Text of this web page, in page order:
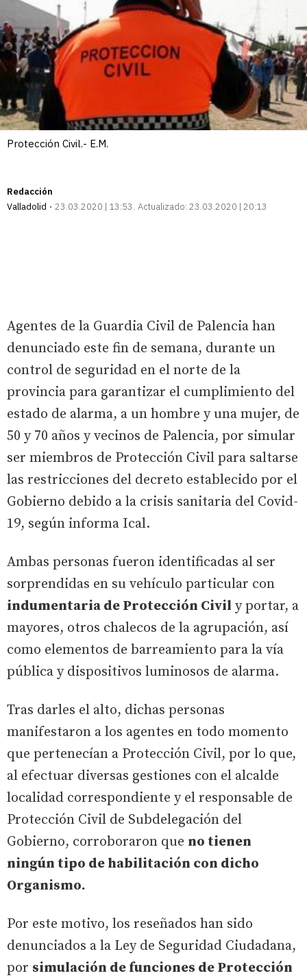
Protección Civil.- E.M.
Redacción
Valladolid
23.03.2020 | 13:53 Actualizado: 23.03.2020 | 20:13
Agentes de la Guardia Civil de Palencia han
denunciado este fin de semana, durante un
control de seguridad en el norte de la
provincia para garantizar el cumplimiento del
estado de alarma, a un hombre y una mujer, de
50 y 70 años y vecinos de Palencia, por simular
ser miembros de Protección Civil para saltarse
las restricciones del decreto establecido por el
Gobierno debido a la crisis sanitaria del Covid-
19, según informa Ical.
Ambas personas fueron identificadas al ser
sorprendidas en su vehículo particular con
indumentaria de Protección Civil y portar, a
mayores, otros chalecos de la agrupación, así
como elementos de barreamiento para la vía
pública y dispositivos luminosos de alarma.
Tras darles el alto, dichas personas
manifestaron a los agentes en todo momento
que pertenecían a Protección Civil, por lo que,
al efectuar diversas gestiones con el alcalde
localidad correspondiente y el responsable de
Protección Civil de Subdelegación del
Gobierno, corroboraron que no tienen
ningún tipo de habilitación con dicho
Organismo.
Por este motivo, los reseñados han sido
denunciados a la Ley de Seguridad Ciudadana,
por simulación de funciones de Protección